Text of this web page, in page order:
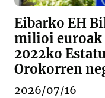
Eibarko EH
milioi euroak
2022ko
Orokorren
2026/07/16